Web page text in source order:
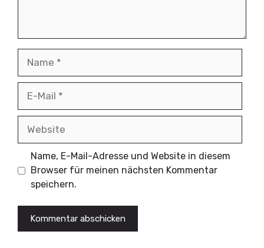
Name, E-Mail-Adresse und Website in diesem
Browser für meinen nächsten Kommentar
speichern.